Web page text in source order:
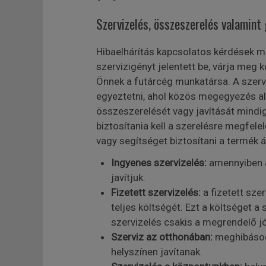
Szervizelés, összeszerelés
Hibaelhárítás kapcsolatos kérdések
szervizigényt jelentett be, várja meg
Önnek a futárcég munkatársa. A
egyeztetni, ahol közös megegyezés
összeszerelését vagy javítását
biztosítania kell a szerelésre
vagy segítséget biztosítani a termék
Ingyenes szervizelés:
javítjuk.
Fizetett szervizelés: a fizetett
teljes költségét. Ezt a költséget a
szervizelés csakis a megrendelő
Szerviz az otthonában:
helyszínen javítanak.